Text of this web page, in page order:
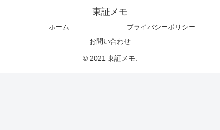
東証メモ
ホーム
プライバシーポリシー
お問い合わせ
© 2021 東証メモ.